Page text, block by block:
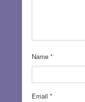
Name *
Email *